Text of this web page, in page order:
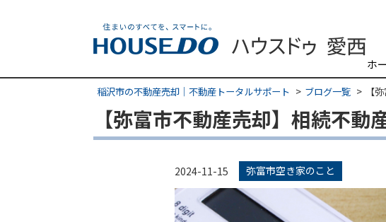
ホ
稲沢市の不動産売却｜不動産トータルサポート ブログ一覧 【
【弥富市不動産売却】相続不
2024-11-15 弥富市空き家のこと